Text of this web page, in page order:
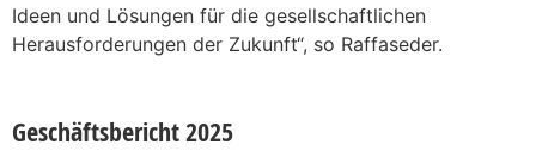
Ideen und Lösungen für die gesellschaftlichen
Herausforderungen der Zukunft“, so Raffaseder.
Geschäftsbericht 2025